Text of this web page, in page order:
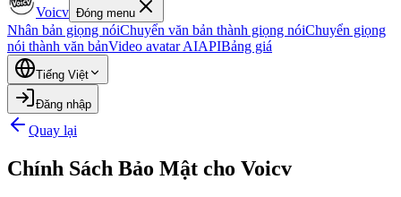
Voicv Đóng menu
Nhân bản giọng nóiChuyển văn bản thành giọng nóiChuyển giọng
nói thành văn bảnVideo avatar AIAPIBảng giá
Tiếng Việt
Đăng nhập
Quay lại
Chính Sách Bảo Mật cho Voicv